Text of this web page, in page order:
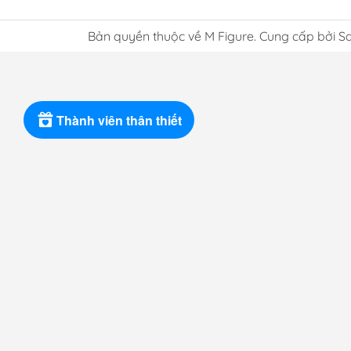
Bản quyền thuộc về M Figure. Cung cấp bởi
Thành viên thân thiết